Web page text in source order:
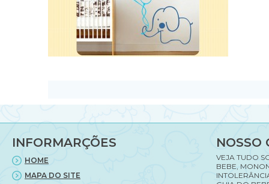
INFORMARÇÕES
HOME
MAPA DO SITE
NOSSO
VEJA TUDO
BEBE,